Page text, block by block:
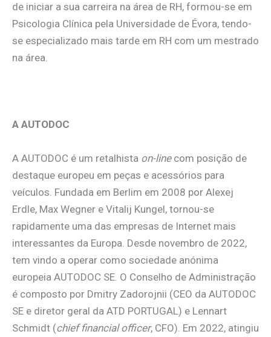
de iniciar a sua carreira na área de RH, formou-se em
Psicologia Clínica pela Universidade de Évora, tendo-
se especializado mais tarde em RH com um mestrado
na área.
A AUTODOC
A AUTODOC é um retalhista on-linecom posição de
destaque europeu em peças e acessórios para
veículos. Fundada em Berlim em 2008 por Alexej
Erdle, Max Wegner e Vitalij Kungel, tornou-se
rapidamente uma das empresas de Internet mais
interessantes da Europa. Desde novembro de 2022,
tem vindo a operar como sociedade anónima
europeia AUTODOC SE. O Conselho de Administração
é composto por Dmitry Zadorojnii (CEO da AUTODOC
SE e diretor geral da ATD PORTUGAL) e Lennart
Schmidt (chief financial officer, CFO). Em 2022, atingiu